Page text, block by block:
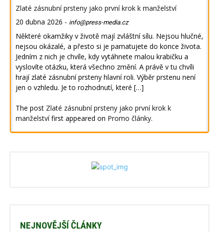
Zlaté zásnubní prsteny jako první krok k manželství
20 dubna 2026 - info@press-media.cz
Některé okamžiky v životě mají zvláštní sílu. Nejsou hlučné,
nejsou okázalé, a přesto si je pamatujete do konce života.
Jedním z nich je chvíle, kdy vytáhnete malou krabičku a
vyslovíte otázku, která všechno změní. A právě v tu chvíli
hrají zlaté zásnubní prsteny hlavní roli. Výběr prstenu není
jen o vzhledu. Je to rozhodnutí, které […]
The post Zlaté zásnubní prsteny jako první krok k
manželstvífirst appeared on Promo články.
NEJNOVĚJŠÍ ČLÁNKY